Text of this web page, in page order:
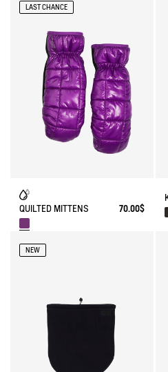
LAST CHANCE
QUILTED MITTENS 70.00$
NEW